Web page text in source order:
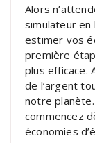
Alors
simulateur en
estimer vos
première
plus efficace.
de l’argent
notre
commencez
économies